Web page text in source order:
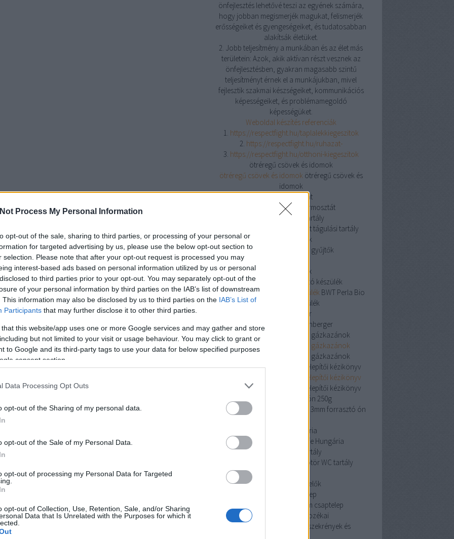
Process My Personal Information
opt-out of the sale, sharing to third parties, or processing of your personal or
for targeted advertising by us, please use the below opt-out section to
selection. Please note that after your opt-out request is processed you may
interest-based ads based on personal information utilized by us or personal
to third parties prior to your opt-out. You may separately opt-out of the
of your personal information by third parties on the IAB’s list of downstream
This information may also be disclosed by us to third parties on the IAB’s List of
Participants that may further disclose it to other third parties.
this website/app uses one or more Google services and may gather and store
but not limited to your visit or usage behaviour. You may click to grant or
to Google and its third-party tags to use your data for below specified purposes
consent section.
Data Processing Opt Outs
opt-out of the Sharing of my personal data.
opt-out of the Sale of my Personal Data.
opt-out of processing my Personal Data for Targeted
opt-out of Collection, Use, Retention, Sale, and/or Sharing
Data that Is Unrelated with the Purposes for which it
önfejlesztés lehetővé teszi az egyének számára,
hogy jobban megismerjék magukat, felismerjék
erősségeiket és gyengeségeiket, és tudatosabban
alakítsák életüket.
2. Jobb teljesítmény a munkában és az élet más
területein: Azok, akik aktívan részt vesznek az
önfejlesztésben, gyakran magasabb szintű
teljesítményt érnek el a munkájukban, mivel
fejlesztik szakmai készségeiket, kommunikációs
képességeiket, és problémamegoldó
képességüket.
Weboldal készítés referenciák
1. https://respectfight.hu/taplalekkiegeszitok
2. https://respectfight.hu/ruhazat-
3. https://respectfight.hu/otthoni-kiegeszitok
ötréregű csövek és idomok
ötréregű csövek és idomok ötréregű csövek és
idomok
csőtermosztát
csőtermosztátcsőtermosztát
nyitott tágulási tartály
nyitott tágulási tartály
osztó gyűjtők
osztó gyűjtők
osztó gyűjtők
knipex
BWT Perla Bio vízlágyító készülék
BWT Perla Bio vízlágyító készülék BWT Perla Bio
vízlágyító készülék
rothenberger
rothenberger
rothenberger
Viessmann kondenzációs gázkazánok
Viessmann kondenzációs gázkazánok
Viessmann kondenzációs gázkazánok
Ariston Clas One System 24 telepítői kézikönyv
Ariston Clas One System 24 telepítői kézikönyv
Ariston Clas One System 24 telepítői kézikönyv
cin 3mm forrasztó ón 250g
cin 3mm forrasztó ón 250g
cin 3mm forrasztó ón
Pipelife Hungária
Pipelife Hungária
Pipelife Hungária
dömötör WC tartály
dömötör WC tartály
érzékelők
Mofem csaptelep
Mofem csaptelep
szekrények és tartozékai
szekrények és